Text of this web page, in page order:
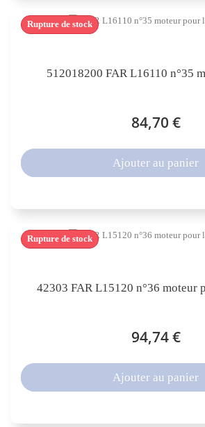
512018200 FAR L16110 n°35
84,70 €
Rupture de stock
Ajouter au panier
42303 FAR L15120 n°36 moteur
94,74 €
Rupture de stock
Ajouter au panier